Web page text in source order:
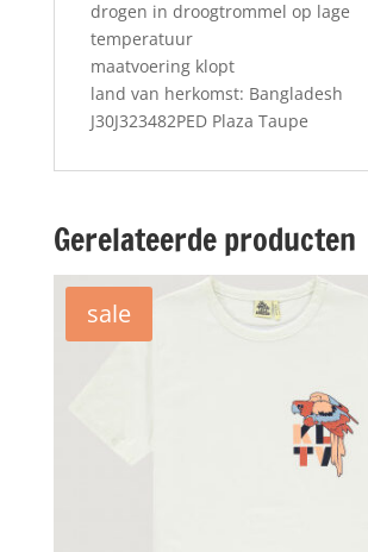
drogen in droogtrommel op lage
temperatuur
maatvoering klopt
land van herkomst: Bangladesh
J30J323482PED Plaza Taupe
Gerelateerde producten
sale